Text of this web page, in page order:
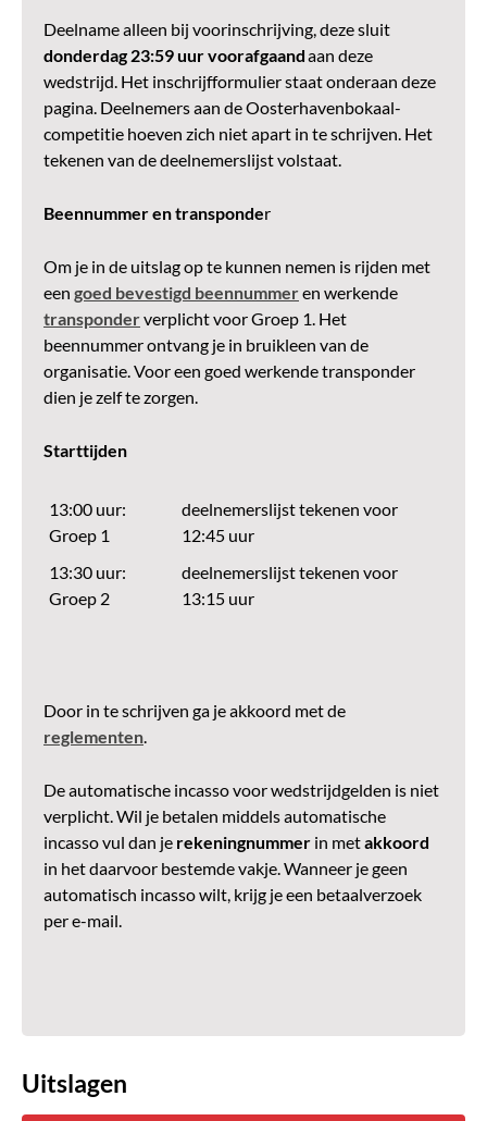
Deelname alleen bij voorinschrijving, deze sluit
donderdag 23:59 uur voorafgaandaan deze
wedstrijd. Het inschrijfformulier staat onderaan deze
pagina. Deelnemers aan de Oosterhavenbokaal-
competitie hoeven zich niet apart in te schrijven. Het
tekenen van de deelnemerslijst volstaat.
Beennummer en transponder
Om je in de uitslag op te kunnen nemen is rijden met
een goed bevestigd beennummeren werkende
transponderverplicht voor Groep 1. Het
beennummer ontvang je in bruikleen van de
organisatie. Voor een goed werkende transponder
dien je zelf te zorgen.
Starttijden
13:00 uur:
Groep 1
deelnemerslijst tekenen voor
12:45 uur
13:30 uur:
Groep 2
deelnemerslijst tekenen voor
13:15 uur
Door in te schrijven ga je akkoord met de
reglementen.
De automatische incasso voor wedstrijdgelden is niet
verplicht. Wil je betalen middels automatische
incasso vul dan je rekeningnummer in metakkoord
in het daarvoor bestemde vakje. Wanneer je geen
automatisch incasso wilt, krijg je een betaalverzoek
per e-mail.
Uitslagen